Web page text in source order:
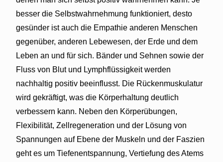
besser die Selbstwahrnehmung funktioniert, desto
gesünder ist auch die Empathie anderen Menschen
gegenüber, anderen Lebewesen, der Erde und dem
Leben an und für sich. Bänder und Sehnen sowie der
Fluss von Blut und Lymphflüssigkeit werden
nachhaltig positiv beeinflusst. Die Rückenmuskulatur
wird gekräftigt, was die Körperhaltung deutlich
verbessern kann. Neben den Körperübungen,
Flexibilität, Zellregeneration und der Lösung von
Spannungen auf Ebene der Muskeln und der Faszien
geht es um Tiefenentspannung, Vertiefung des Atems